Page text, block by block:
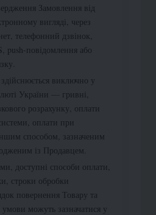
Замовлення від
вигляді, через
телефонний дзвінок,
push-повідомлення або
виключно у
України — гривні,
розрахунку, оплати
оплати при
способом, зазначеним
із Продавцем.
доступні способи оплати,
строки обробки
повернення Товару та
умови можуть зазначатися у